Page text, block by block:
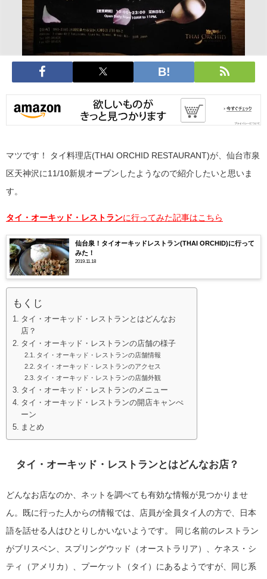
マツです！ タイ料理店(THAI ORCHID RESTAURANT)が、仙台市泉
区天神沢に11/10新規オープンしたようなので紹介したいと思いま
す。
タイ・オーキッド・レストランに行ってみた記事はこちら
仙台泉！タイオーキッドレストラン(THAI ORCHID)に行って
みた！
2019.11.18
もくじ
タイ・オーキッド・レストランとはどんなお
店？
タイ・オーキッド・レストランの店舗の様子
タイ・オーキッド・レストランの店舗情報
タイ・オーキッド・レストランのアクセス
タイ・オーキッド・レストランの店舗外観
タイ・オーキッド・レストランのメニュー
タイ・オーキッド・レストランの開店キャンぺ
ーン
まとめ
タイ・オーキッド・レストランとはどんなお店？
どんなお店なのか、ネットを調べても有効な情報が見つかりませ
ん。既に行った人からの情報では、店員が全員タイ人の方で、日本
語を話せる人はひとりしかいないようです。 同じ名前のレストラン
がブリスベン、スプリングウッド（オーストラリア）、ケネス・シ
ティ（アメリカ）、プーケット（タイ）にあるようですが、同じ系